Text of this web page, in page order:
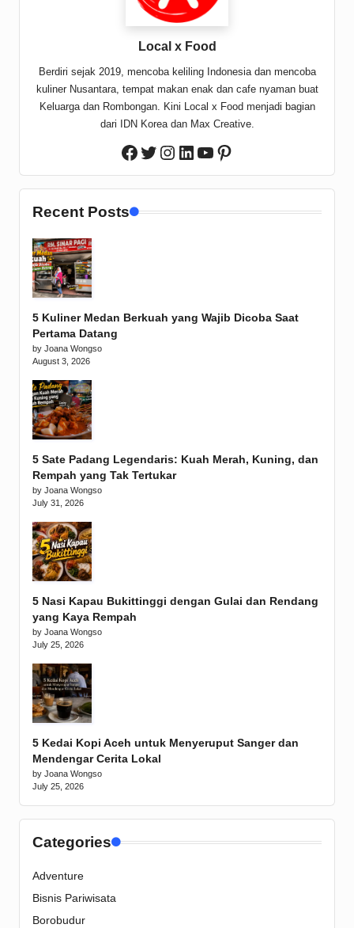
Local x Food
Berdiri sejak 2019, mencoba keliling Indonesia dan mencoba
kuliner Nusantara, tempat makan enak dan cafe nyaman buat
Keluarga dan Rombongan. Kini Local x Food menjadi bagian
dari IDN Korea dan Max Creative.
Facebook
Twitter
Instagram
LinkedIn
YouTube
Pinterest
Recent Posts
5 Kuliner Medan Berkuah yang Wajib Dicoba Saat
Pertama Datang
by Joana Wongso
August 3, 2026
5 Sate Padang Legendaris: Kuah Merah, Kuning, dan
Rempah yang Tak Tertukar
by Joana Wongso
July 31, 2026
5 Nasi Kapau Bukittinggi dengan Gulai dan Rendang
yang Kaya Rempah
by Joana Wongso
July 25, 2026
5 Kedai Kopi Aceh untuk Menyeruput Sanger dan
Mendengar Cerita Lokal
by Joana Wongso
July 25, 2026
Categories
Adventure
Bisnis Pariwisata
Borobudur